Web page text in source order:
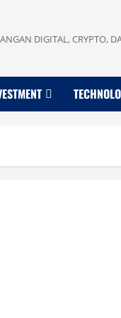
DIGITAL, CRYPTO,